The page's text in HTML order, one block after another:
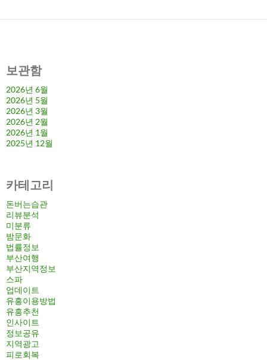
보관함
2026년 6월
2026년 5월
2026년 3월
2026년 2월
2026년 1월
2025년 12월
카테고리
돈버는습관
리뷰분석
미분류
밤문화
법률정보
부산여행
부산지역정보
스파
업데이트
유흥이용방법
유흥추천
인사이트
정보공유
지역광고
피로회복